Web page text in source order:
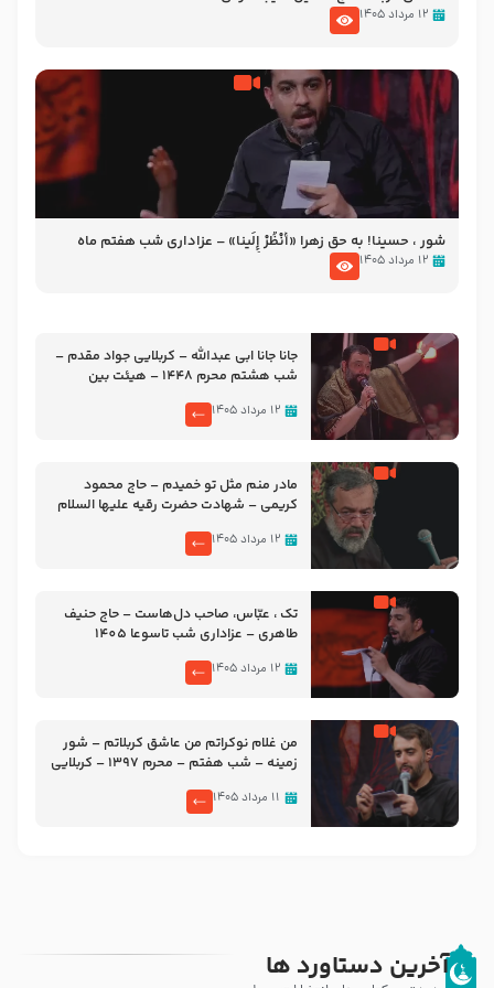
۱۲ مرداد ۱۴۰۵
شور ، حسینا! به‌ حق زهرا «أُنْظُرْ إِلَینا» – عزاداری شب هفتم ماه
محرّم 1405
۱۲ مرداد ۱۴۰۵
جانا جانا ابی عبدالله – کربلایی جواد مقدم –
شب هشتم محرم 1448 – هیئت بین
۱۲ مرداد ۱۴۰۵
مادر منم مثل تو خمیدم – حاج محمود
کریمی – شهادت حضرت رقیه علیها السلام
۱۲ مرداد ۱۴۰۵
تک ، عبّاس، صاحب دل‌هاست – حاج حنیف
طاهری – عزاداری شب تاسوعا 1405
۱۲ مرداد ۱۴۰۵
من غلام نوکراتم من عاشق کربلاتم – شور
زمینه – شب هفتم – محرم 1397 – کربلایی
۱۱ مرداد ۱۴۰۵
آخرین دستاورد ها